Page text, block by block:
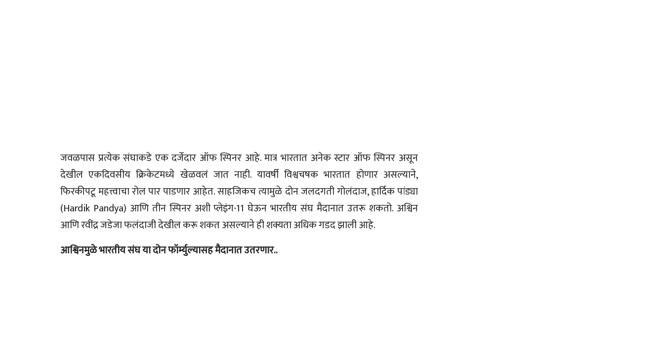
जवळपास प्रत्येक संघाकडे एक दर्जेदार ऑफ स्पिनर आहे. मात्र भारतात अनेक स्टार ऑफ स्पिनर असून
देखील एकदिवसीय क्रिकेटमध्ये खेळवलं जात नाही. यावर्षी विश्वचषक भारतात होणार असल्याने,
फिरकीपटू महत्त्वाचा रोल पार पाडणार आहेत. साहजिकच त्यामुळे दोन जलदगती गोलंदाज, हार्दिक पांड्या
(Hardik Pandya) आणि तीन स्पिनर अशी प्लेइंग-11 घेऊन भारतीय संघ मैदानात उतरू शकतो. अश्विन
आणि रवींद्र जडेजा फलंदाजी देखील करू शकत असल्याने ही शक्यता अधिक गडद झाली आहे.
आश्विनमुळे भारतीय संघ या दोन फॉर्म्युल्यासह मैदानात उतरणार..